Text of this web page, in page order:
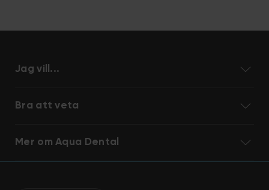
Jag vill...
Bra att veta
Mer om Aqua Dental